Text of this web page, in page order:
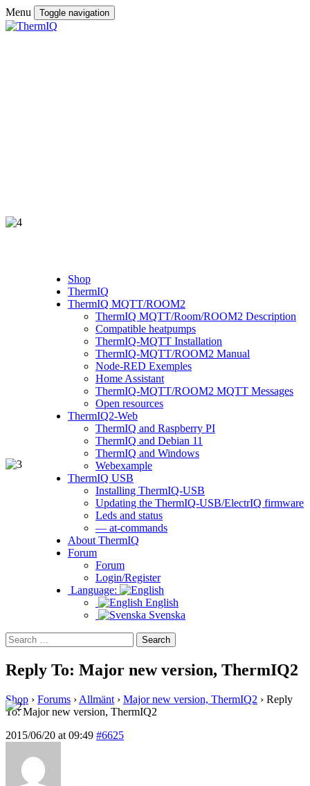
Menu Toggle navigation
Shop
ThermIQ
ThermIQ MQTT/ROOM2
ThermIQ MQTT/Room/ROOM2 Description
Compatible heatpumps
ThermIQ-MQTT Installation
ThermIQ-MQTT/ROOM2 Manual
Node-RED Exemples
Home Assistant
ThermIQ-MQTT/ROOM2 MQTT Messages
Open resources
ThermIQ2-Web
ThermIQ and Raspberry PI
ThermIQ and Debian 11
ThermIQ and Windows
Webexample
ThermIQ USB
Installing ThermIQ-USB
Updating the ThermIQ-USB/ElectrIQ firmware
Leds and status
— at-commands
About ThermIQ
Forum
Forum
Login/Register
Language:
English
Svenska
Search
for:
Reply To: Major new version, ThermIQ2
Shop › Forums › Allmänt › Major new version, ThermIQ2 › Reply
To: Major new version, ThermIQ2
2015/06/20 at 09:49 #6625